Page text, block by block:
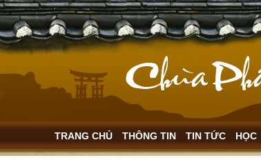
TRANG CHỦ THÔNG TIN TIN TỨC HỌC